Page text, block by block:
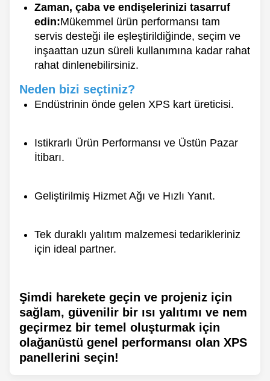
Zaman, çaba ve endişelerinizi tasarruf
edin:Mükemmel ürün performansı tam
servis desteği ile eşleştirildiğinde, seçim ve
inşaattan uzun süreli kullanımına kadar rahat
rahat dinlenebilirsiniz.
Neden bizi seçtiniz?
Endüstrinin önde gelen XPS kart üreticisi.
Istikrarlı Ürün Performansı ve Üstün Pazar
İtibarı.
Geliştirilmiş Hizmet Ağı ve Hızlı Yanıt.
Tek duraklı yalıtım malzemesi tedarikleriniz
için ideal partner.
Şimdi harekete geçin ve projeniz için
sağlam, güvenilir bir ısı yalıtımı ve nem
geçirmez bir temel oluşturmak için
olağanüstü genel performansı olan XPS
panellerini seçin!